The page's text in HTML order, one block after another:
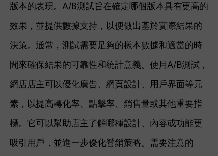
版本的表現。 A/B測試旨在確定哪個版本具有更高的
效果，並提供數據支持，以便做出基於實際結果的
決策。通常，測試需要足夠的樣本數據和適當的時
間來確保結果的可靠性和統計意義。 使用A/B測試，
網店店主可以優化廣告、網頁設計、用戶界面等元
素，以提高轉化率、點擊率、銷售量或其他重要指
標。它可以幫助店主了解哪種設計、內容或功能更
吸引用戶，並進一步優化營銷策略。 需要注意的